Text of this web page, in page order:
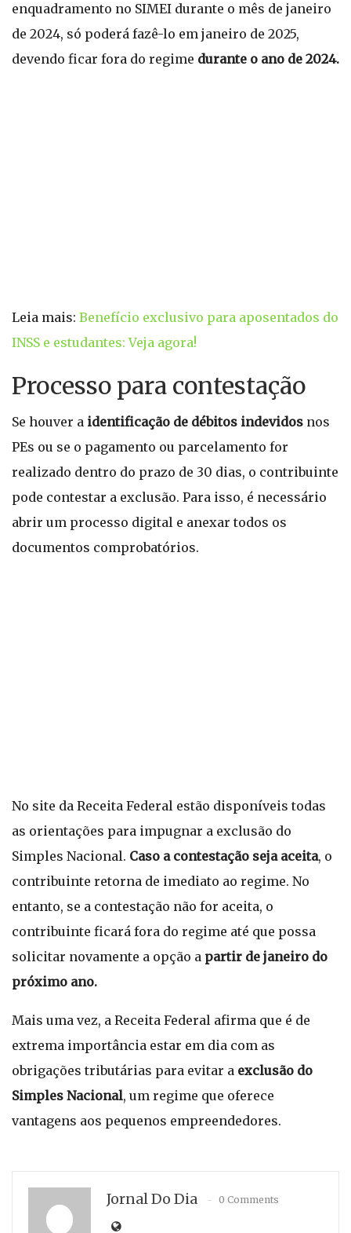
enquadramento no SIMEI durante o mês de janeiro
de 2024, só poderá fazê-lo em janeiro de 2025,
devendo ficar fora do regime durante o ano de 2024.
Leia mais: Benefício exclusivo para aposentados do
INSS e estudantes: Veja agora!
Processo para contestação
Se houver a identificação de débitos indevidos nos
PEs ou se o pagamento ou parcelamento for
realizado dentro do prazo de 30 dias, o contribuinte
pode contestar a exclusão. Para isso, é necessário
abrir um processo digital e anexar todos os
documentos comprobatórios.
No site da Receita Federal estão disponíveis todas
as orientações para impugnar a exclusão do
Simples Nacional. Caso a contestação seja aceita, o
contribuinte retorna de imediato ao regime. No
entanto, se a contestação não for aceita, o
contribuinte ficará fora do regime até que possa
solicitar novamente a opção a partir de janeiro do
próximo ano.
Mais uma vez, a Receita Federal afirma que é de
extrema importância estar em dia com as
obrigações tributárias para evitar a exclusão do
Simples Nacional, um regime que oferece
vantagens aos pequenos empreendedores.
Jornal Do Dia 0 Comments